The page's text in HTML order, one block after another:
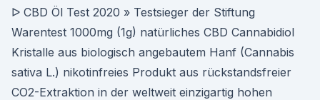
ᐅ CBD Öl Test 2020 » Testsieger der Stiftung
Warentest 1000mg (1g) natürliches CBD Cannabidiol
Kristalle aus biologisch angebautem Hanf (Cannabis
sativa L.) nikotinfreies Produkt aus rückstandsfreier
CO2-Extraktion in der weltweit einzigartig hohen